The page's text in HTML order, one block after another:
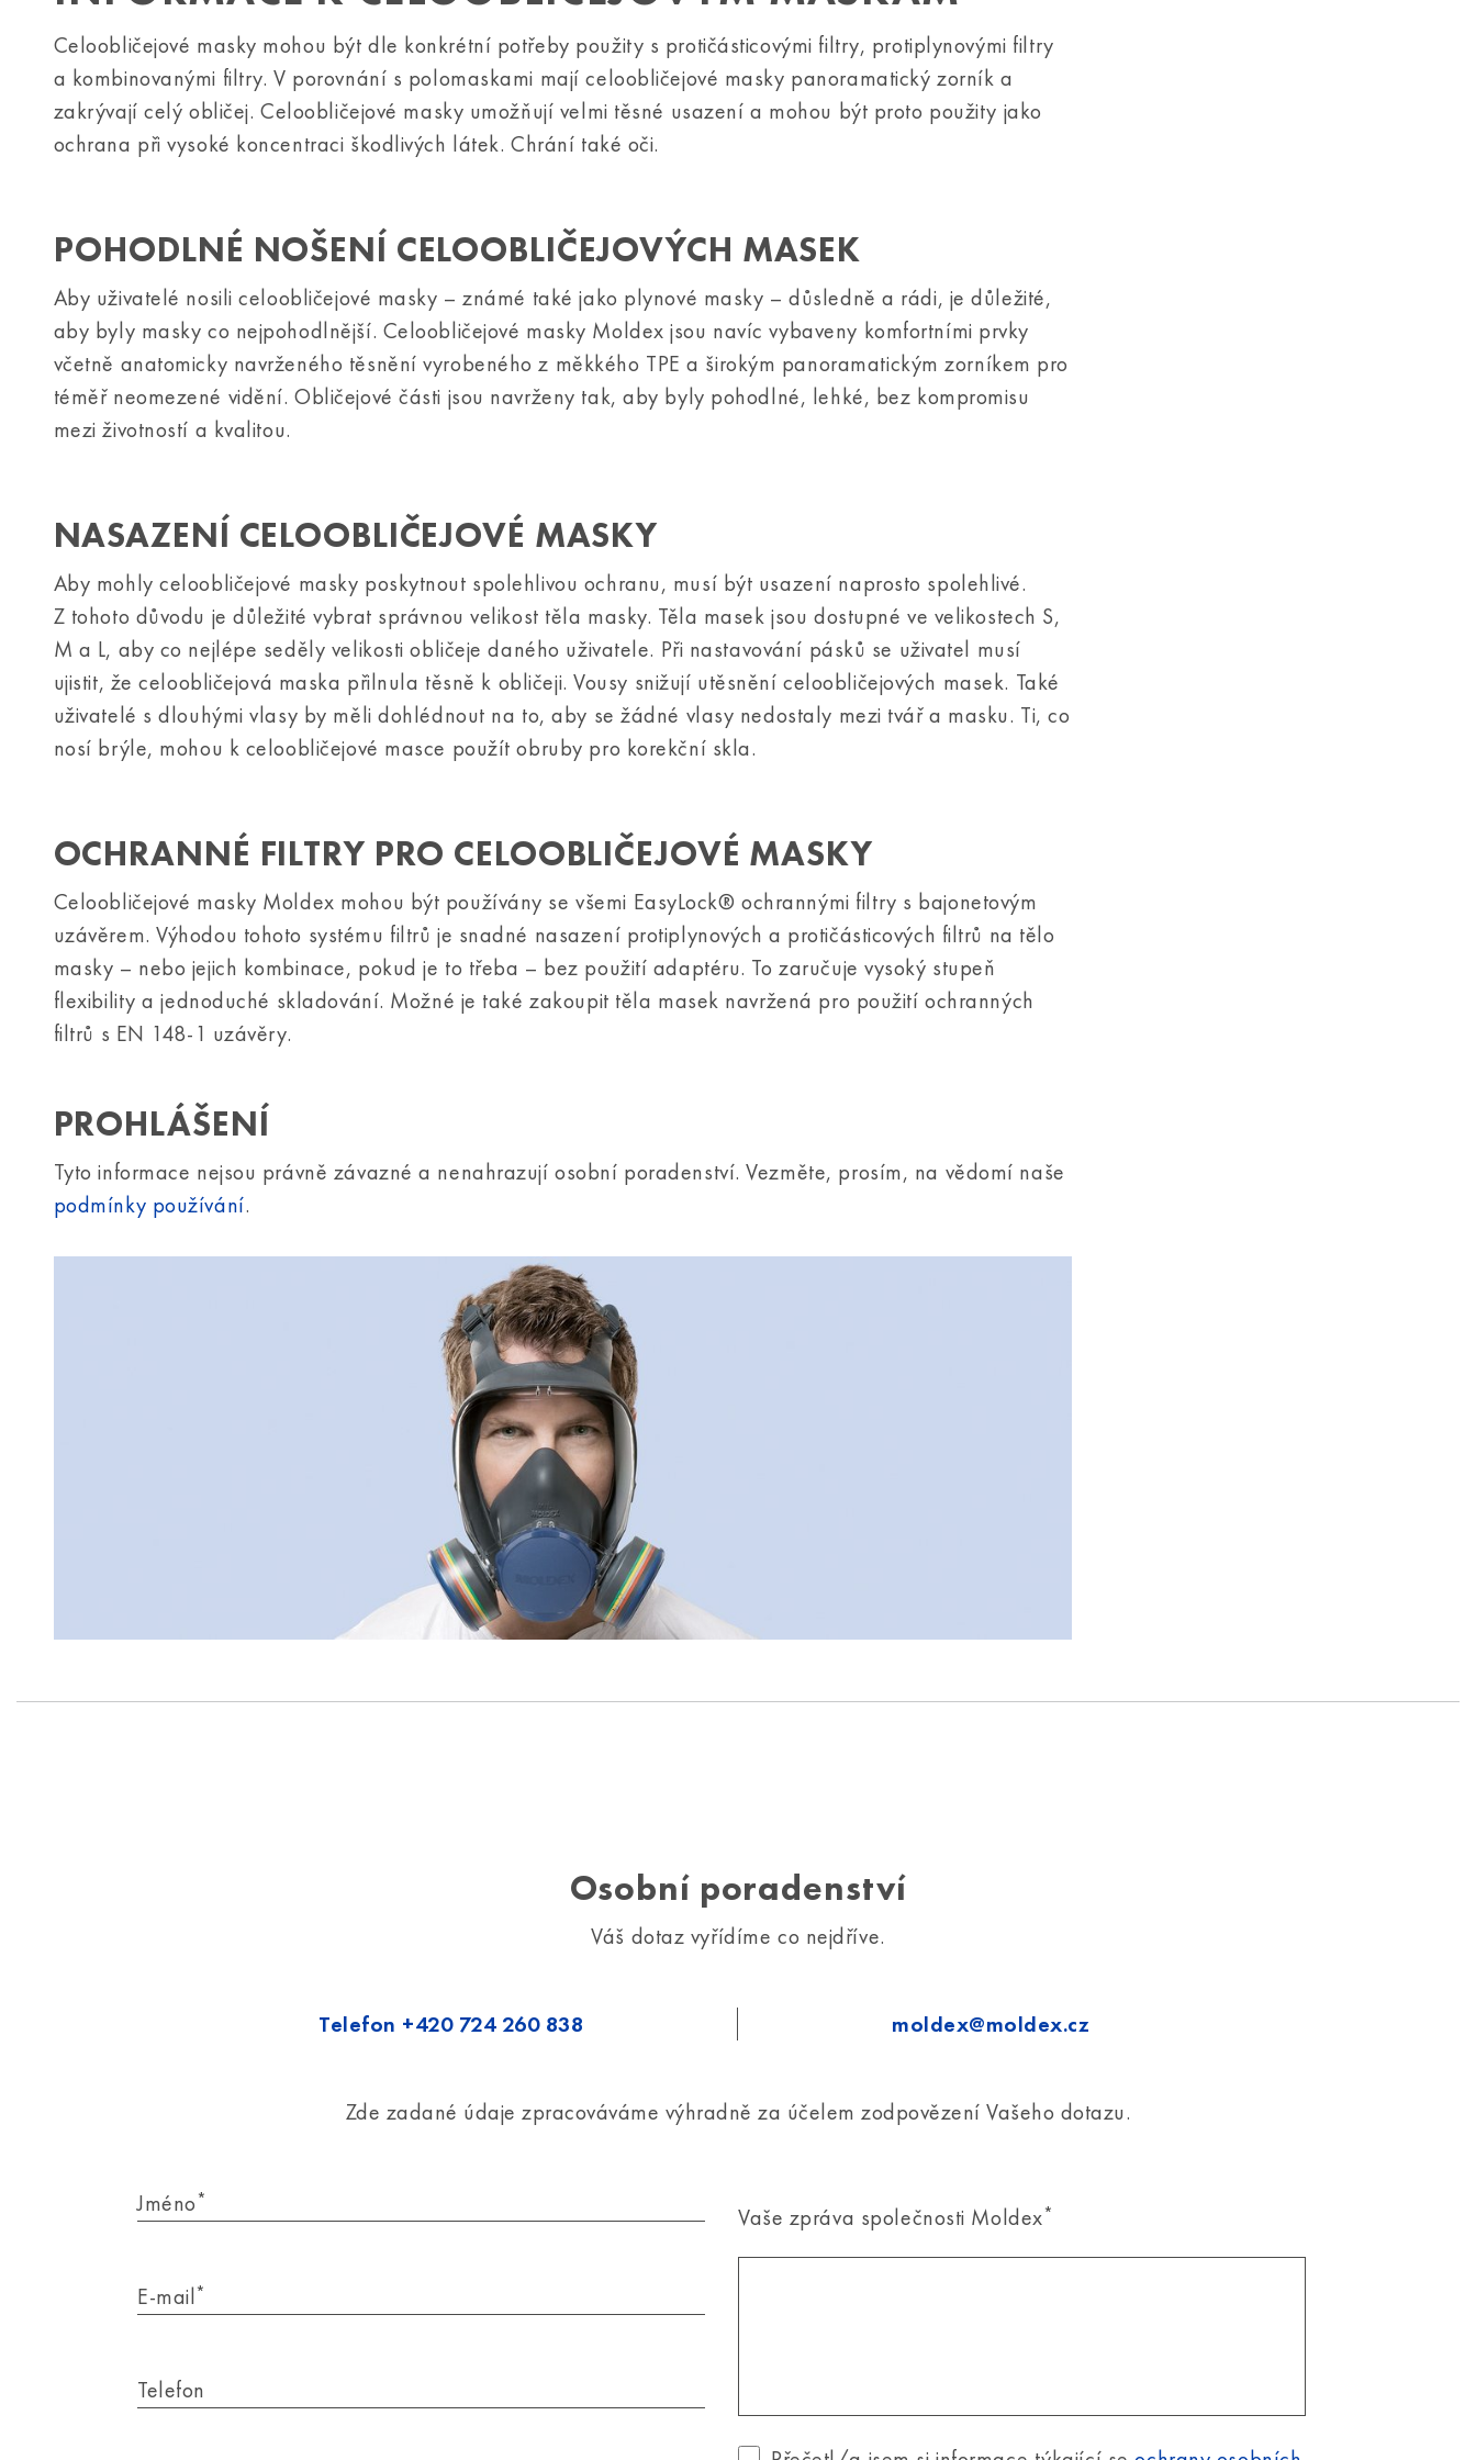
Celoobličejové masky mohou být dle konkrétní potřeby použity s protičásticovými filtry, protiplynovými filtry
a kombinovanými filtry. V porovnání s polomaskami mají celoobličejové masky panoramatický zorník a
zakrývají celý obličej. Celoobličejové masky umožňují velmi těsné usazení a mohou být proto použity jako
ochrana při vysoké koncentraci škodlivých látek. Chrání také oči.
POHODLNÉ NOŠENÍ CELOOBLIČEJOVÝCH MASEK
Aby uživatelé nosili celoobličejové masky – známé také jako plynové masky – důsledně a rádi, je důležité,
aby byly masky co nejpohodlnější. Celoobličejové masky Moldex jsou navíc vybaveny komfortními prvky
včetně anatomicky navrženého těsnění vyrobeného z měkkého TPE a širokým panoramatickým zorníkem pro
téměř neomezené vidění. Obličejové části jsou navrženy tak, aby byly pohodlné, lehké, bez kompromisu
mezi životností a kvalitou.
NASAZENÍ CELOOBLIČEJOVÉ MASKY
Aby mohly celoobličejové masky poskytnout spolehlivou ochranu, musí být usazení naprosto spolehlivé.
Z tohoto důvodu je důležité vybrat správnou velikost těla masky. Těla masek jsou dostupné ve velikostech S,
M a L, aby co nejlépe seděly velikosti obličeje daného uživatele. Při nastavování pásků se uživatel musí
ujistit, že celoobličejová maska přilnula těsně k obličeji. Vousy snižují utěsnění celoobličejových masek. Také
uživatelé s dlouhými vlasy by měli dohlédnout na to, aby se žádné vlasy nedostaly mezi tvář a masku. Ti, co
nosí brýle, mohou k celoobličejové masce použít obruby pro korekční skla.
OCHRANNÉ FILTRY PRO CELOOBLIČEJOVÉ MASKY
Celoobličejové masky Moldex mohou být používány se všemi EasyLock® ochrannými filtry s bajonetovým
uzávěrem. Výhodou tohoto systému filtrů je snadné nasazení protiplynových a protičásticových filtrů na tělo
masky – nebo jejich kombinace, pokud je to třeba – bez použití adaptéru. To zaručuje vysoký stupeň
flexibility a jednoduché skladování. Možné je také zakoupit těla masek navržená pro použití ochranných
filtrů s EN 148-1 uzávěry.
PROHLÁŠENÍ
Tyto informace nejsou právně závazné a nenahrazují osobní poradenství. Vezměte, prosím, na vědomí naše
podmínky používání.
Osobní poradenství
Váš dotaz vyřídíme co nejdříve.
Telefon +420 724 260 838 moldex@moldex.cz
Zde zadané údaje zpracováváme výhradně za účelem zodpovězení Vašeho dotazu.
Jméno*
E-mail*
Telefon
Vaše zpráva společnosti Moldex*